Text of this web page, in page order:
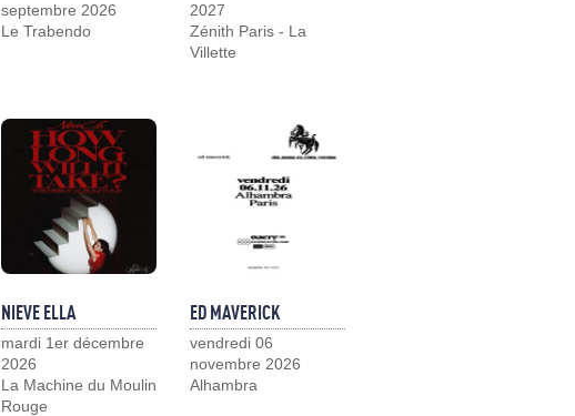
septembre 2026
Le Trabendo
2027
Zénith Paris - La
Villette
NIEVE ELLA
mardi 1er décembre
2026
La Machine du Moulin
Rouge
ED MAVERICK
vendredi 06
novembre 2026
Alhambra